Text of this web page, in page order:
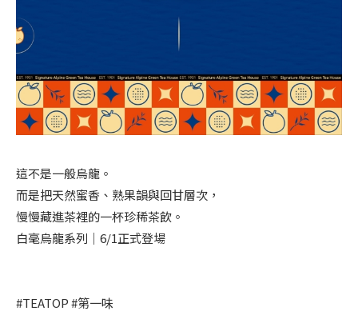
這不是一般烏龍。
而是把天然蜜香、熟果韻與回甘層次，
慢慢藏進茶裡的一杯珍稀茶飲。
白毫烏龍系列｜6/1正式登場
#TEATOP #第一味